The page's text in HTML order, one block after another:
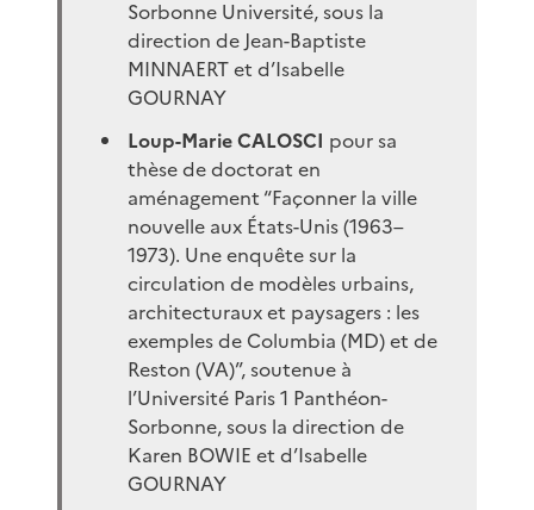
Sorbonne Université, sous la
direction de Jean-Baptiste
MINNAERT et d’Isabelle
GOURNAY
Loup-Marie CALOSCI pour sa
thèse de doctorat en
aménagement “Façonner la ville
nouvelle aux États-Unis (1963–
1973). Une enquête sur la
circulation de modèles urbains,
architecturaux et paysagers : les
exemples de Columbia (MD) et de
Reston (VA)”, soutenue à
l’Université Paris 1 Panthéon-
Sorbonne, sous la direction de
Karen BOWIE et d’Isabelle
GOURNAY